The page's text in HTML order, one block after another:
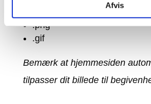
Afvis
.png
.gif
Bemærk at hjemmesiden
tilpasser dit billede til